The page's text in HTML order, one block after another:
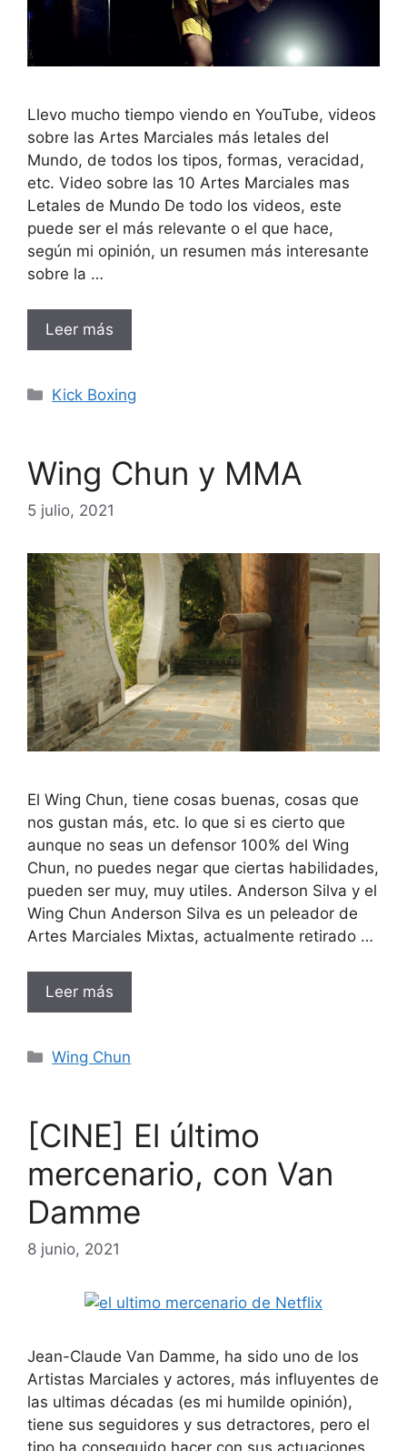
Llevo mucho tiempo viendo en YouTube, videos
sobre las Artes Marciales más letales del
Mundo, de todos los tipos, formas, veracidad,
etc. Video sobre las 10 Artes Marciales mas
Letales de Mundo De todo los videos, este
puede ser el más relevante o el que hace,
según mi opinión, un resumen más interesante
sobre la …
Leer más
Categorías
Kick Boxing
Wing Chun y MMA
5 julio, 2021
El Wing Chun, tiene cosas buenas, cosas que
nos gustan más, etc. lo que si es cierto que
aunque no seas un defensor 100% del Wing
Chun, no puedes negar que ciertas habilidades,
pueden ser muy, muy utiles. Anderson Silva y el
Wing Chun Anderson Silva es un peleador de
Artes Marciales Mixtas, actualmente retirado …
Leer más
Categorías
Wing Chun
[CINE] El último
mercenario, con Van
Damme
8 junio, 2021
Jean-Claude Van Damme, ha sido uno de los
Artistas Marciales y actores, más influyentes de
las ultimas décadas (es mi humilde opinión),
tiene sus seguidores y sus detractores, pero el